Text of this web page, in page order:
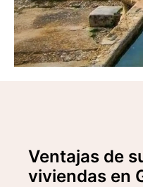
Ventajas de
viviendas en